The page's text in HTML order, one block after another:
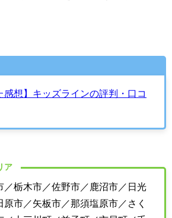
感想】キッズラインの評判・口コ
ア
／栃木市／佐野市／鹿沼市／日光
市／矢板市／那須塩原市／さく